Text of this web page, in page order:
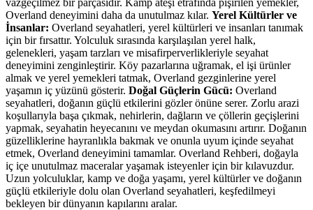
Overland deneyimini daha da unutulmaz kılar. Yerel Kültürler ve
İnsanlar: Overland seyahatleri, yerel kültürleri ve insanları tanımak
için bir fırsattır. Yolculuk sırasında karşılaşılan yerel halk,
gelenekleri, yaşam tarzları ve misafirperverlikleriyle seyahat
deneyimini zenginleştirir. Köy pazarlarına uğramak, el işi ürünler
almak ve yerel yemekleri tatmak, Overland gezginlerine yerel
yaşamın iç yüzünü gösterir. Doğal Güçlerin Gücü: Overland
seyahatleri, doğanın güçlü etkilerini gözler önüne serer. Zorlu arazi
koşullarıyla başa çıkmak, nehirlerin, dağların ve çöllerin geçişlerini
yapmak, seyahatin heyecanını ve meydan okumasını artırır. Doğanın
güzelliklerine hayranlıkla bakmak ve onunla uyum içinde seyahat
etmek, Overland deneyimini tamamlar. Overland Rehberi, doğayla
iç içe unutulmaz maceralar yaşamak isteyenler için bir kılavuzdur.
Uzun yolculuklar, kamp ve doğa yaşamı, yerel kültürler ve doğanın
güçlü etkileriyle dolu olan Overland seyahatleri, keşfedilmeyi
bekleyen bir dünyanın kapılarını aralar.